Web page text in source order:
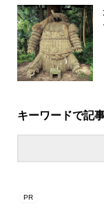
キーワードで記